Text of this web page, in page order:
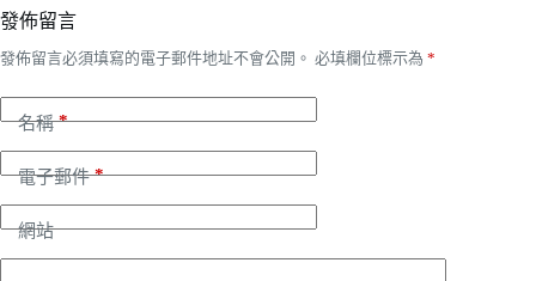
發佈留言
發佈留言必須填寫的電子郵件地址不會公開。 必填欄位標示為 *
名稱*
電子郵件*
網站